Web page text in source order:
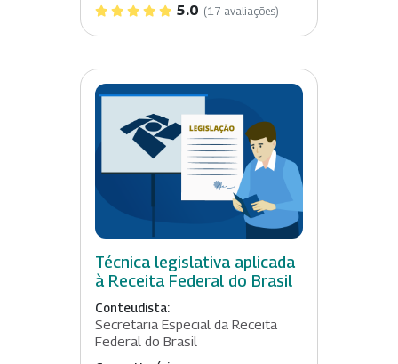
5.0 (17 avaliações)
Técnica legislativa aplicada
à Receita Federal do Brasil
Conteudista:
Secretaria Especial da Receita
Federal do Brasil